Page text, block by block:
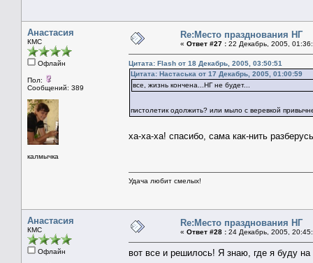
Анастасия
КМС
Офлайн
Пол:
Сообщений: 389
калмычка
Re:Место празднования НГ
« Ответ #27 : 22 Декабрь, 2005,
Цитата: Flash от 18 Декабрь, 2005, 03:50:51
Цитата: Настаська от 17 Декабрь, 2005, 01:00:59
все, жизнь кончена...НГ не будет...
пистолетик одолжить? или мыло с веревкой
ха-ха-ха! спасибо, сама как-нить
Удача любит смелых!
Анастасия
КМС
Офлайн
Re:Место празднования НГ
« Ответ #28 : 24 Декабрь, 2005,
вот все и решилось! Я знаю, где я буду